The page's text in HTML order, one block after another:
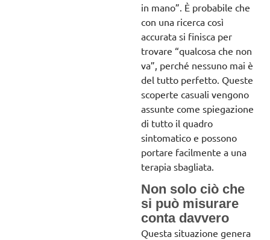
in mano”. È probabile che
con una ricerca così
accurata si finisca per
trovare “qualcosa che non
va”, perché nessuno mai è
del tutto perfetto. Queste
scoperte casuali vengono
assunte come spiegazione
di tutto il quadro
sintomatico e possono
portare facilmente a una
terapia sbagliata.
Non solo ciò che
si può misurare
conta davvero
Questa situazione genera